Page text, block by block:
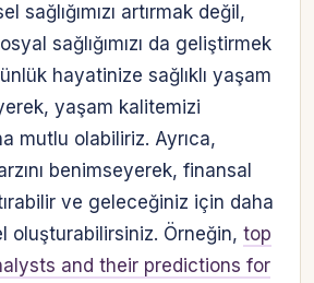
sağlığımızı artırmak değil,
sağlığımızı da geliştirmek
hayatinize sağlıklı yaşam
yaşam kalitemizi
mutlu olabiliriz. Ayrıca,
benimseyerek, finansal
ve geleceğiniz için daha
oluşturabilirsiniz. Örneğin, top
and their predictions for